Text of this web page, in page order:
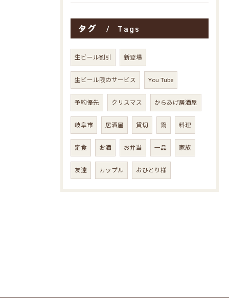
タグ Tags
生ビール割引 新登場
生ビール限のサービス You Tube
予約優先 クリスマス からあげ居酒屋
岐阜市 居酒屋 貸切 鶏 料理
定食 お酒 お弁当 一品 家族
友達 カップル おひとり様